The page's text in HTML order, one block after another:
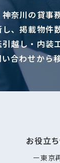
奈川の貸事
、掲載物件
越し・内装
合わせから
お役立
東京